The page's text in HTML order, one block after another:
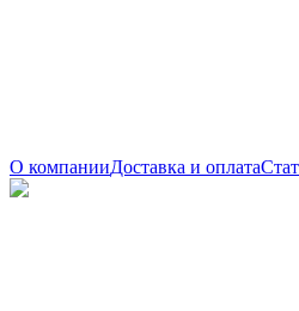
О компанииДоставка и оплата